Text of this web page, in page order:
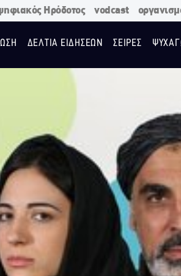
Ηρόδοτος vodcast
ΔΕΛΤΙΑ ΕΙΔΗΣΕΩΝ ΣΕΙΡΕΣ